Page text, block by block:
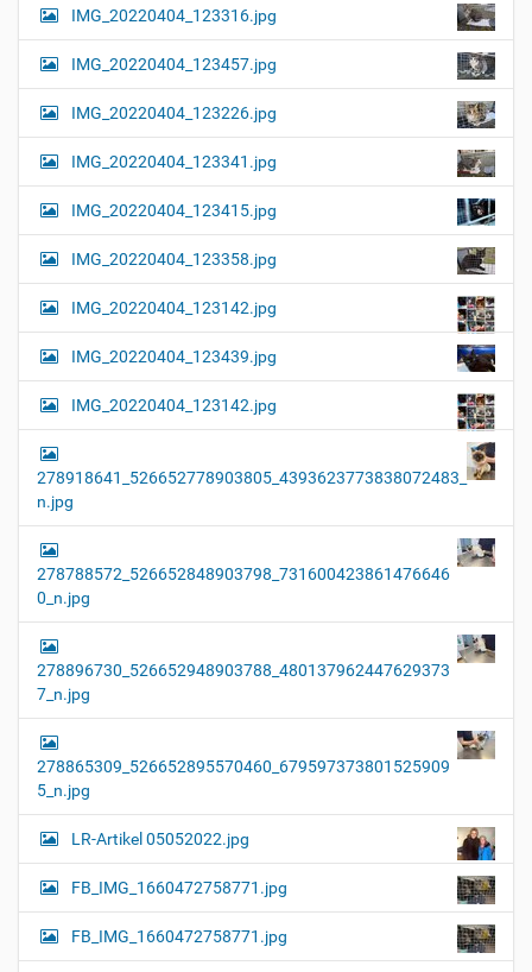
e
…
o
n
IMG_20220404_123316.jpg
IMG_20220404_123457.jpg
IMG_20220404_123226.jpg
IMG_20220404_123341.jpg
IMG_20220404_123415.jpg
IMG_20220404_123358.jpg
IMG_20220404_123142.jpg
IMG_20220404_123439.jpg
IMG_20220404_123142.jpg
278918641_526652778903805_4393623773838072483_
n.jpg
278788572_526652848903798_731600423861476646
0_n.jpg
278896730_526652948903788_480137962447629373
7_n.jpg
278865309_526652895570460_679597373801525909
5_n.jpg
LR-Artikel 05052022.jpg
FB_IMG_1660472758771.jpg
FB_IMG_1660472758771.jpg